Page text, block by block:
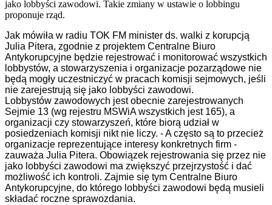
jako lobbyści zawodowi. Takie zmiany w ustawie o lobbingu
proponuje rząd.
Jak mówiła w radiu TOK FM minister ds. walki z korupcją
Julia Pitera, zgodnie z projektem Centralne Biuro
Antykorupcyjne będzie rejestrować i monitorować wszystkich
lobbystów, a stowarzyszenia i organizacje pozarządowe nie
będą mogły uczestniczyć w pracach komisji sejmowych, jeśli
nie zarejestrują się jako lobbyści zawodowi.
Lobbystów zawodowych jest obecnie zarejestrowanych
Sejmie 13 (wg rejestru MSWiA wszystkich jest 165), a
organizacji czy stowarzyszeń, które biorą udział w
posiedzeniach komisji nikt nie liczy. - A często są to przecież
organizacje reprezentujące interesy konkretnych firm -
zauważa Julia Pitera. Obowiązek rejestrowania się przez nie
jako lobbyści zawodowi ma zwiększyć przejrzystość i dać
możliwość ich kontroli. Zajmie się tym Centralne Biuro
Antykorupcyjne, do którego lobbyści zawodowi będą musieli
składać roczne sprawozdania.